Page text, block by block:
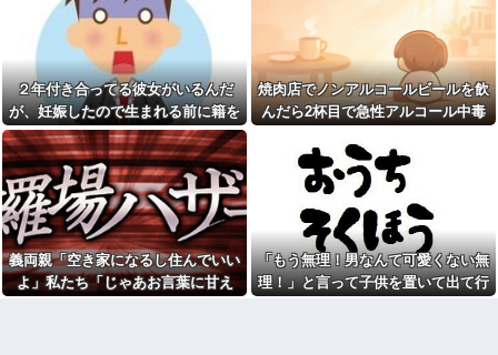
彼女「他の男性に誘われちゃ
った」俺「それ言って何がした
いの？」→何度も試されるたび
気持ちが冷めていって…
【後編】俺の娘の結婚が破談
に。だが彼氏は「2000万の土
地」を購入。こじれた二人は想
像以上の修羅場に
NTTから見に覚えのない請求
書がきた。無視しようと思って
いたら、とんでもない事実が判
明して…
【悲報】Z世代「なんでセルフ
レジなのに自分で商品通さない
といけないんだ」
祭りって謎だよな、誰が神輿
担いでるの？屋台出店してる奴
【正論】今の20代「タモリっ
ておもしろくないじゃん。笑っ
たことないんだけど、なにがす
ごいの？」他
彼女と同棲初めたら家に物が5
倍くらい増えてストレスヤバ
けど全部埋めやがった
【悲報】警察に射殺された包
丁男、直前に母を亡くし精神的
ショックを受けていたと判明
里帰り出産した嫁が実家から
帰ってこないので離婚要求。す
ると義父がブチギレた
旦那の同僚女が旦那の元カ
ノ。なのにしょっちゅうペアで
２年付き合ってる彼女がいるんだ
が、妊娠したので生まれる前に籍を
入れたいと言われた。俺は種がほぼ
無いはずなのに...
焼肉店でノンアルコールビールを飲
んだら2杯目で急性アルコール中毒
き込む騒ぎに…
義両親「空き家になるし住んでいい
よ」私たち「じゃあお言葉に甘え
「もう無理！男なんて可愛くない無
理！」と言って子供を置いて出て行